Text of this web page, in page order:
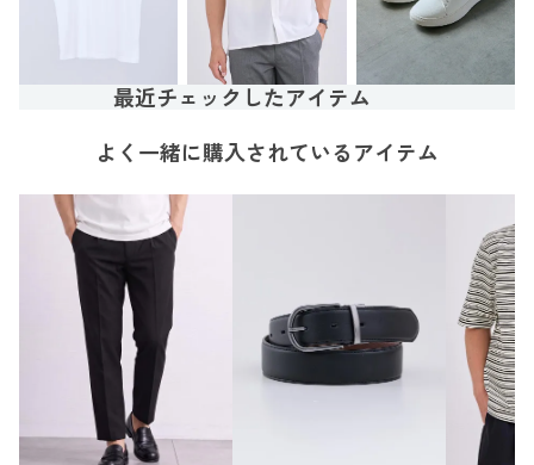
最近チェックしたアイテム
よく一緒に購入されているアイテム